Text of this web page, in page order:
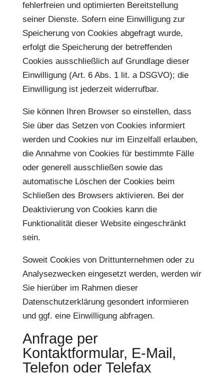
fehlerfreien und optimierten Bereitstellung
seiner Dienste. Sofern eine Einwilligung zur
Speicherung von Cookies abgefragt wurde,
erfolgt die Speicherung der betreffenden
Cookies ausschließlich auf Grundlage dieser
Einwilligung (Art. 6 Abs. 1 lit. a DSGVO); die
Einwilligung ist jederzeit widerrufbar.
Sie können Ihren Browser so einstellen, dass
Sie über das Setzen von Cookies informiert
werden und Cookies nur im Einzelfall erlauben,
die Annahme von Cookies für bestimmte Fälle
oder generell ausschließen sowie das
automatische Löschen der Cookies beim
Schließen des Browsers aktivieren. Bei der
Deaktivierung von Cookies kann die
Funktionalität dieser Website eingeschränkt
sein.
Soweit Cookies von Drittunternehmen oder zu
Analysezwecken eingesetzt werden, werden wir
Sie hierüber im Rahmen dieser
Datenschutzerklärung gesondert informieren
und ggf. eine Einwilligung abfragen.
Anfrage per
Kontaktformular, E-Mail,
Telefon oder Telefax